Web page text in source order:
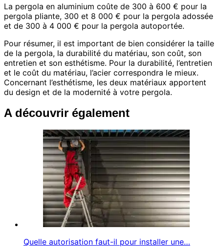
La pergola en aluminium coûte de 300 à 600 € pour la
pergola pliante, 300 et 8 000 € pour la pergola adossée
et de 300 à 4 000 € pour la pergola autoportée.
Pour résumer, il est important de bien considérer la taille
de la pergola, la durabilité du matériau, son coût, son
entretien et son esthétisme. Pour la durabilité, l’entretien
et le coût du matériau, l’acier correspondra le mieux.
Concernant l’esthétisme, les deux matériaux apportent
du design et de la modernité à votre pergola.
A découvrir également
Quelle autorisation faut-il pour installer une…